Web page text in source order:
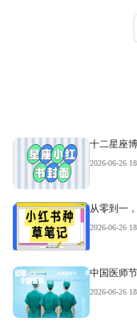
十二星座
2026-06-26
从零到一
2026-06-26
中国医师
2026-06-26